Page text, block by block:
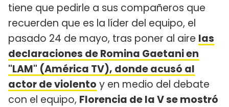
tiene que pedirle a sus compañeros que
recuerden que es la líder del equipo, el
pasado 24 de mayo, tras poner al aire las
declaraciones de Romina Gaetani en
"LAM" (América TV), donde acusó al
actor de violento y en medio del debate
con el equipo, Florencia de la V se mostró